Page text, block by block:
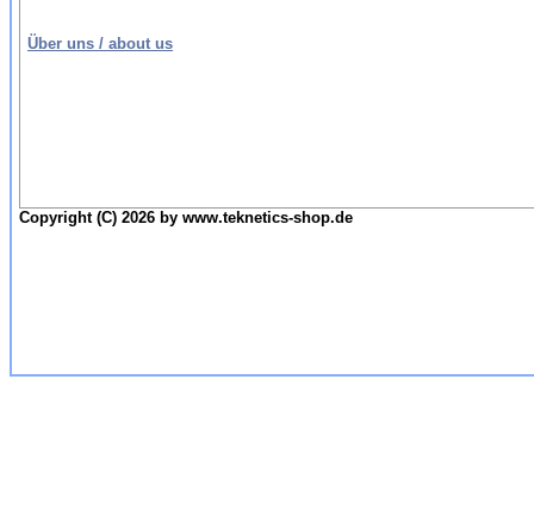
Über uns / about us
Copyright (C) 2026 by www.teknetics-shop.de